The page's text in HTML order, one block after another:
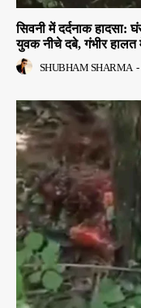
सिवनी में दर्दनाक हादसा:
युवक नीचे दबे, गंभीर हालत
SHUBHAM SHARMA -